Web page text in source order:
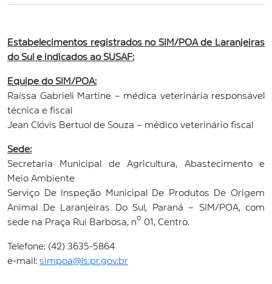
Estabelecimentos registrados no SIM/POA de Laranjeiras
do Sul e indicados ao SUSAF:
Equipe do SIM/POA:
Raíssa Gabrieli Martine – médica veterinária responsável
técnica e fiscal
Jean Clóvis Bertuol de Souza – médico veterinário fiscal
Sede:
Secretaria Municipal de Agricultura, Abastecimento e
Meio Ambiente
Serviço De Inspeção Municipal De Produtos De Origem
Animal De Laranjeiras Do Sul, Paraná – SIM/POA, com
sede na Praça Rui Barbosa, nº 01, Centro.
Telefone: (42) 3635-5864
e-mail: simpoa@ls.pr.gov.br